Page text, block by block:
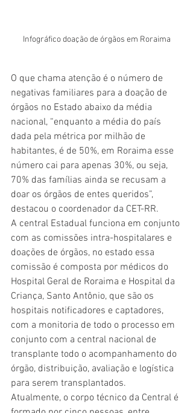
Infográfico doação de órgãos em Roraima
O que chama atenção é o número de
negativas familiares para a doação de
órgãos no Estado abaixo da média
nacional, “enquanto a média do país
dada pela métrica por milhão de
habitantes, é de 50%, em Roraima esse
número cai para apenas 30%, ou seja,
70% das famílias ainda se recusam a
doar os órgãos de entes queridos”,
destacou o coordenador da CET-RR.
A central Estadual funciona em conjunto
com as comissões intra-hospitalares e
doações de órgãos, no estado essa
comissão é composta por médicos do
Hospital Geral de Roraima e Hospital da
Criança, Santo Antônio, que são os
hospitais notificadores e captadores,
com a monitoria de todo o processo em
conjunto com a central nacional de
transplante todo o acompanhamento do
órgão, distribuição, avaliação e logística
para serem transplantados.
Atualmente, o corpo técnico da Central é